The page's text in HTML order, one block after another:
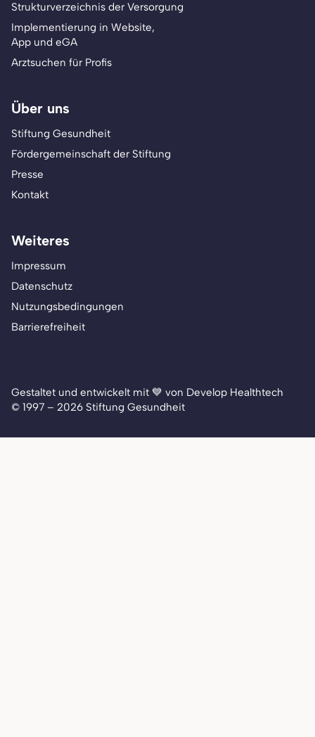
Strukturverzeichnis der Versorgung
Implementierung in Website,
App und eGA
Arztsuchen für Profis
Über uns
Stiftung Gesundheit
Fördergemeinschaft der Stiftung
Presse
Kontakt
Weiteres
Impressum
Datenschutz
Nutzungsbedingungen
Barrierefreiheit
Gestaltet und entwickelt mit 💙 von Develop Healthtech
© 1997 – 2026 Stiftung Gesundheit